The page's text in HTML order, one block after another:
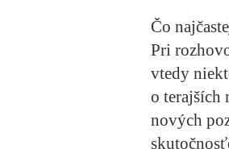
Čo
Pri
vtedy
o terajších
nových